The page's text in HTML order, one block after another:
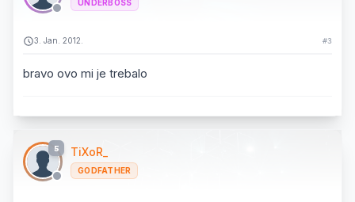
UNDERBOSS
3. Jan. 2012. #3
bravo ovo mi je trebalo
5 TiXoR_
GODFATHER